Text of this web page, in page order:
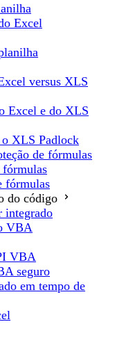
Excel
versus XLS
Excel e do XLS
XLS Padlock
de fórmulas
fórmulas
fórmulas
do código
integrado
VBA
VBA
seguro
em tempo de